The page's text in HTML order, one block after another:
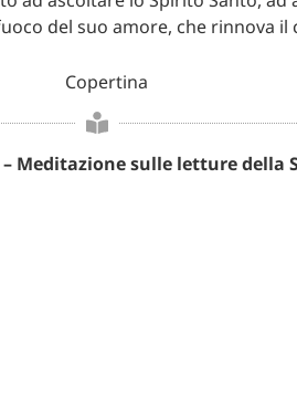
del suo amore, che rinnova il
– Meditazione sulle letture